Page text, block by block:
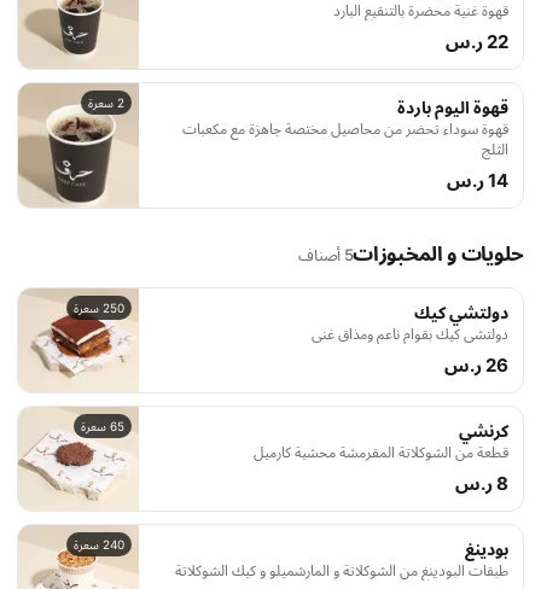
قهوة غنية محضرة بالتنقيع البارد
22 ر.س
2 سعرة قهوة اليوم باردة
قهوة سوداء تحضر من محاصيل مختصة جاهزة مع مكعبات
الثلج
14 ر.س
حلويات و المخبوزات5 أصناف
250 سعرة دولتشي كيك
دولتشي كيك بقوام ناعم ومذاق غني
26 ر.س
65 سعرة كرنشي
قطعة من الشوكلاتة المقرمشة محشية كارميل
8 ر.س
240 سعرة بودينغ
طبقات البودينغ من الشوكلاتة و المارشميلو و كيك الشوكلاتة